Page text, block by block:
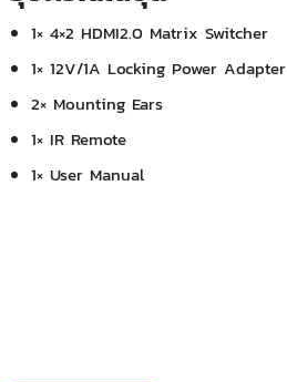
1× 4×2 HDMI2.0 Matrix Switcher
1× 12V/1A Locking Power Adapter
2× Mounting Ears
1× IR Remote
1× User Manual